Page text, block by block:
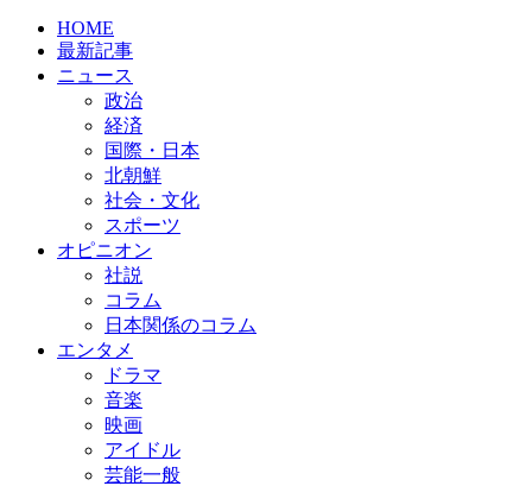
HOME
最新記事
ニュース
政治
経済
国際・日本
北朝鮮
社会・文化
スポーツ
オピニオン
社説
コラム
日本関係のコラム
エンタメ
ドラマ
音楽
映画
アイドル
芸能一般